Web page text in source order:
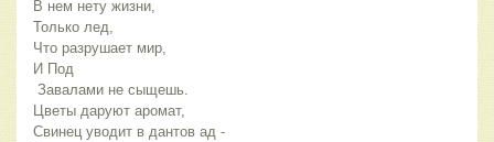
В нем нету жизни,
Только лед,
Что разрушает мир,
И Под
Завалами не сыщешь.
Цветы даруют аромат,
Свинец уводит в дантов ад -